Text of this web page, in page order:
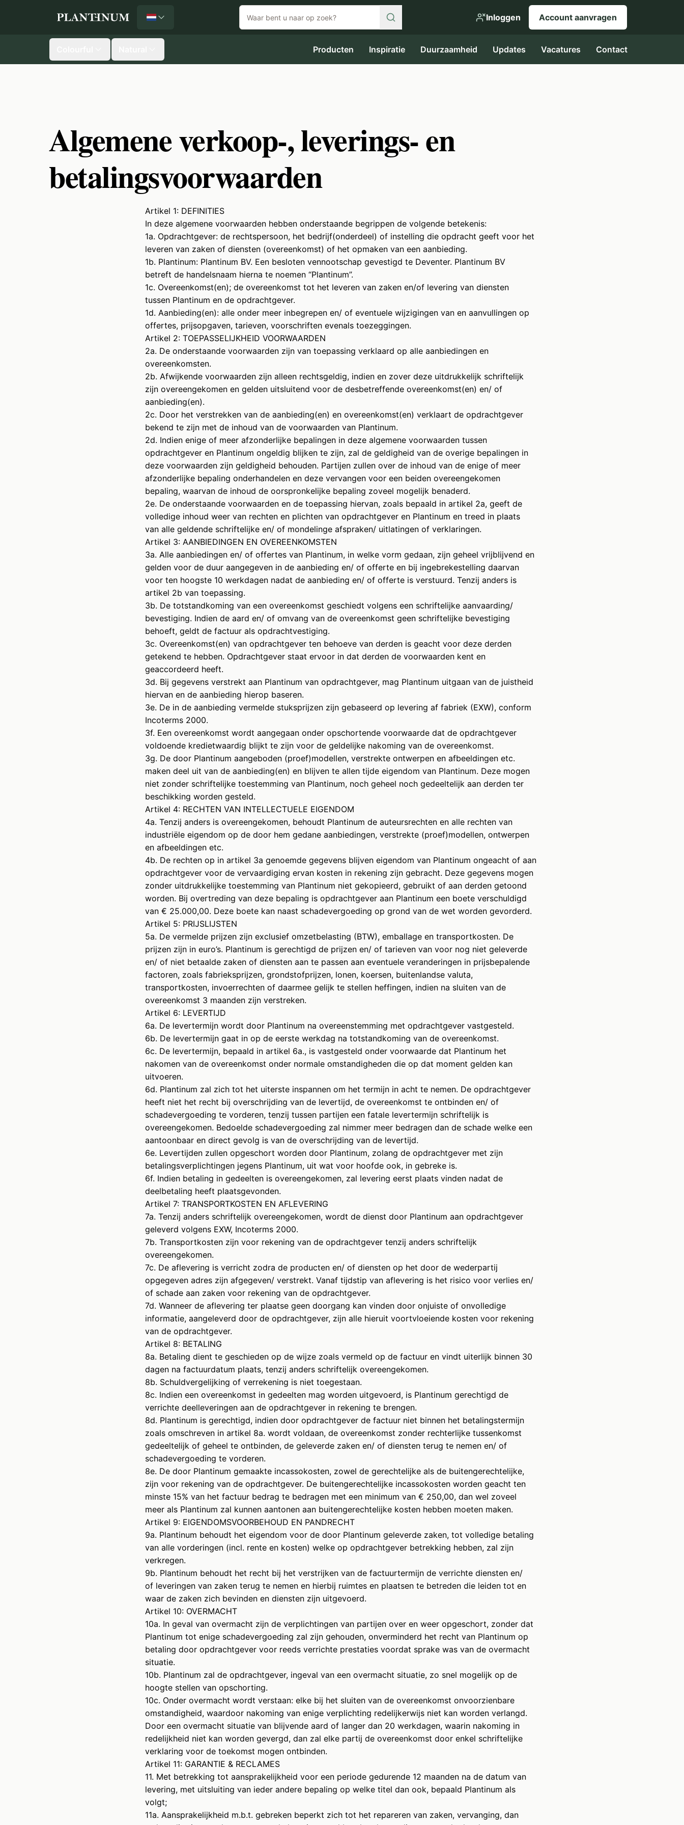
Plantinum home Nederlands Inloggen Account aanvragen
Producten Inspiratie Duurzaamheid Updates Vacatures Contact
Algemene verkoop-, leverings- en
betalingsvoorwaarden
Artikel 1: DEFINITIES
In deze algemene voorwaarden hebben onderstaande begrippen de volgende betekenis:
1a. Opdrachtgever: de rechtspersoon, het bedrijf(onderdeel) of instelling die opdracht geeft voor het
leveren van zaken of diensten (overeenkomst) of het opmaken van een aanbieding.
1b. Plantinum: Plantinum BV. Een besloten vennootschap gevestigd te Deventer. Plantinum BV
betreft de handelsnaam hierna te noemen “Plantinum”.
1c. Overeenkomst(en); de overeenkomst tot het leveren van zaken en/of levering van diensten
tussen Plantinum en de opdrachtgever.
1d. Aanbieding(en): alle onder meer inbegrepen en/ of eventuele wijzigingen van en aanvullingen op
offertes, prijsopgaven, tarieven, voorschriften evenals toezeggingen.
Artikel 2: TOEPASSELIJKHEID VOORWAARDEN
2a. De onderstaande voorwaarden zijn van toepassing verklaard op alle aanbiedingen en
overeenkomsten.
2b. Afwijkende voorwaarden zijn alleen rechtsgeldig, indien en zover deze uitdrukkelijk schriftelijk
zijn overeengekomen en gelden uitsluitend voor de desbetreffende overeenkomst(en) en/ of
aanbieding(en).
2c. Door het verstrekken van de aanbieding(en) en overeenkomst(en) verklaart de opdrachtgever
bekend te zijn met de inhoud van de voorwaarden van Plantinum.
2d. Indien enige of meer afzonderlijke bepalingen in deze algemene voorwaarden tussen
opdrachtgever en Plantinum ongeldig blijken te zijn, zal de geldigheid van de overige bepalingen in
deze voorwaarden zijn geldigheid behouden. Partijen zullen over de inhoud van de enige of meer
afzonderlijke bepaling onderhandelen en deze vervangen voor een beiden overeengekomen
bepaling, waarvan de inhoud de oorspronkelijke bepaling zoveel mogelijk benaderd.
2e. De onderstaande voorwaarden en de toepassing hiervan, zoals bepaald in artikel 2a, geeft de
volledige inhoud weer van rechten en plichten van opdrachtgever en Plantinum en treed in plaats
van alle geldende schriftelijke en/ of mondelinge afspraken/ uitlatingen of verklaringen.
Artikel 3: AANBIEDINGEN EN OVEREENKOMSTEN
3a. Alle aanbiedingen en/ of offertes van Plantinum, in welke vorm gedaan, zijn geheel vrijblijvend en
gelden voor de duur aangegeven in de aanbieding en/ of offerte en bij ingebrekestelling daarvan
voor ten hoogste 10 werkdagen nadat de aanbieding en/ of offerte is verstuurd. Tenzij anders is
artikel 2b van toepassing.
3b. De totstandkoming van een overeenkomst geschiedt volgens een schriftelijke aanvaarding/
bevestiging. Indien de aard en/ of omvang van de overeenkomst geen schriftelijke bevestiging
behoeft, geldt de factuur als opdrachtvestiging.
3c. Overeenkomst(en) van opdrachtgever ten behoeve van derden is geacht voor deze derden
getekend te hebben. Opdrachtgever staat ervoor in dat derden de voorwaarden kent en
geaccordeerd heeft.
3d. Bij gegevens verstrekt aan Plantinum van opdrachtgever, mag Plantinum uitgaan van de juistheid
hiervan en de aanbieding hierop baseren.
3e. De in de aanbieding vermelde stuksprijzen zijn gebaseerd op levering af fabriek (EXW), conform
Incoterms 2000.
3f. Een overeenkomst wordt aangegaan onder opschortende voorwaarde dat de opdrachtgever
voldoende kredietwaardig blijkt te zijn voor de geldelijke nakoming van de overeenkomst.
3g. De door Plantinum aangeboden (proef)modellen, verstrekte ontwerpen en afbeeldingen etc.
maken deel uit van de aanbieding(en) en blijven te allen tijde eigendom van Plantinum. Deze mogen
niet zonder schriftelijke toestemming van Plantinum, noch geheel noch gedeeltelijk aan derden ter
beschikking worden gesteld.
Artikel 4: RECHTEN VAN INTELLECTUELE EIGENDOM
4a. Tenzij anders is overeengekomen, behoudt Plantinum de auteursrechten en alle rechten van
industriële eigendom op de door hem gedane aanbiedingen, verstrekte (proef)modellen, ontwerpen
en afbeeldingen etc.
4b. De rechten op in artikel 3a genoemde gegevens blijven eigendom van Plantinum ongeacht of aan
opdrachtgever voor de vervaardiging ervan kosten in rekening zijn gebracht. Deze gegevens mogen
zonder uitdrukkelijke toestemming van Plantinum niet gekopieerd, gebruikt of aan derden getoond
worden. Bij overtreding van deze bepaling is opdrachtgever aan Plantinum een boete verschuldigd
van € 25.000,00. Deze boete kan naast schadevergoeding op grond van de wet worden gevorderd.
Artikel 5: PRIJSLIJSTEN
5a. De vermelde prijzen zijn exclusief omzetbelasting (BTW), emballage en transportkosten. De
prijzen zijn in euro’s. Plantinum is gerechtigd de prijzen en/ of tarieven van voor nog niet geleverde
en/ of niet betaalde zaken of diensten aan te passen aan eventuele veranderingen in prijsbepalende
factoren, zoals fabrieksprijzen, grondstofprijzen, lonen, koersen, buitenlandse valuta,
transportkosten, invoerrechten of daarmee gelijk te stellen heffingen, indien na sluiten van de
overeenkomst 3 maanden zijn verstreken.
Artikel 6: LEVERTIJD
6a. De levertermijn wordt door Plantinum na overeenstemming met opdrachtgever vastgesteld.
6b. De levertermijn gaat in op de eerste werkdag na totstandkoming van de overeenkomst.
6c. De levertermijn, bepaald in artikel 6a., is vastgesteld onder voorwaarde dat Plantinum het
nakomen van de overeenkomst onder normale omstandigheden die op dat moment gelden kan
uitvoeren.
6d. Plantinum zal zich tot het uiterste inspannen om het termijn in acht te nemen. De opdrachtgever
heeft niet het recht bij overschrijding van de levertijd, de overeenkomst te ontbinden en/ of
schadevergoeding te vorderen, tenzij tussen partijen een fatale levertermijn schriftelijk is
overeengekomen. Bedoelde schadevergoeding zal nimmer meer bedragen dan de schade welke een
aantoonbaar en direct gevolg is van de overschrijding van de levertijd.
6e. Levertijden zullen opgeschort worden door Plantinum, zolang de opdrachtgever met zijn
betalingsverplichtingen jegens Plantinum, uit wat voor hoofde ook, in gebreke is.
6f. Indien betaling in gedeelten is overeengekomen, zal levering eerst plaats vinden nadat de
deelbetaling heeft plaatsgevonden.
Artikel 7: TRANSPORTKOSTEN EN AFLEVERING
7a. Tenzij anders schriftelijk overeengekomen, wordt de dienst door Plantinum aan opdrachtgever
geleverd volgens EXW, Incoterms 2000.
7b. Transportkosten zijn voor rekening van de opdrachtgever tenzij anders schriftelijk
overeengekomen.
7c. De aflevering is verricht zodra de producten en/ of diensten op het door de wederpartij
opgegeven adres zijn afgegeven/ verstrekt. Vanaf tijdstip van aflevering is het risico voor verlies en/
of schade aan zaken voor rekening van de opdrachtgever.
7d. Wanneer de aflevering ter plaatse geen doorgang kan vinden door onjuiste of onvolledige
informatie, aangeleverd door de opdrachtgever, zijn alle hieruit voortvloeiende kosten voor rekening
van de opdrachtgever.
Artikel 8: BETALING
8a. Betaling dient te geschieden op de wijze zoals vermeld op de factuur en vindt uiterlijk binnen 30
dagen na factuurdatum plaats, tenzij anders schriftelijk overeengekomen.
8b. Schuldvergelijking of verrekening is niet toegestaan.
8c. Indien een overeenkomst in gedeelten mag worden uitgevoerd, is Plantinum gerechtigd de
verrichte deelleveringen aan de opdrachtgever in rekening te brengen.
8d. Plantinum is gerechtigd, indien door opdrachtgever de factuur niet binnen het betalingstermijn
zoals omschreven in artikel 8a. wordt voldaan, de overeenkomst zonder rechterlijke tussenkomst
gedeeltelijk of geheel te ontbinden, de geleverde zaken en/ of diensten terug te nemen en/ of
schadevergoeding te vorderen.
8e. De door Plantinum gemaakte incassokosten, zowel de gerechtelijke als de buitengerechtelijke,
zijn voor rekening van de opdrachtgever. De buitengerechtelijke incassokosten worden geacht ten
minste 15% van het factuur bedrag te bedragen met een minimum van € 250,00, dan wel zoveel
meer als Plantinum zal kunnen aantonen aan buitengerechtelijke kosten hebben moeten maken.
Artikel 9: EIGENDOMSVOORBEHOUD EN PANDRECHT
9a. Plantinum behoudt het eigendom voor de door Plantinum geleverde zaken, tot volledige betaling
van alle vorderingen (incl. rente en kosten) welke op opdrachtgever betrekking hebben, zal zijn
verkregen.
9b. Plantinum behoudt het recht bij het verstrijken van de factuurtermijn de verrichte diensten en/
of leveringen van zaken terug te nemen en hierbij ruimtes en plaatsen te betreden die leiden tot en
waar de zaken zich bevinden en diensten zijn uitgevoerd.
Artikel 10: OVERMACHT
10a. In geval van overmacht zijn de verplichtingen van partijen over en weer opgeschort, zonder dat
Plantinum tot enige schadevergoeding zal zijn gehouden, onverminderd het recht van Plantinum op
betaling door opdrachtgever voor reeds verrichte prestaties voordat sprake was van de overmacht
situatie.
10b. Plantinum zal de opdrachtgever, ingeval van een overmacht situatie, zo snel mogelijk op de
hoogte stellen van opschorting.
10c. Onder overmacht wordt verstaan: elke bij het sluiten van de overeenkomst onvoorzienbare
omstandigheid, waardoor nakoming van enige verplichting redelijkerwijs niet kan worden verlangd.
Door een overmacht situatie van blijvende aard of langer dan 20 werkdagen, waarin nakoming in
redelijkheid niet kan worden gevergd, dan zal elke partij de overeenkomst door enkel schriftelijke
verklaring voor de toekomst mogen ontbinden.
Artikel 11: GARANTIE & RECLAMES
11. Met betrekking tot aansprakelijkheid voor een periode gedurende 12 maanden na de datum van
levering, met uitsluiting van ieder andere bepaling op welke titel dan ook, bepaald Plantinum als
volgt;
11a. Aansprakelijkheid m.b.t. gebreken beperkt zich tot het repareren van zaken, vervanging, dan